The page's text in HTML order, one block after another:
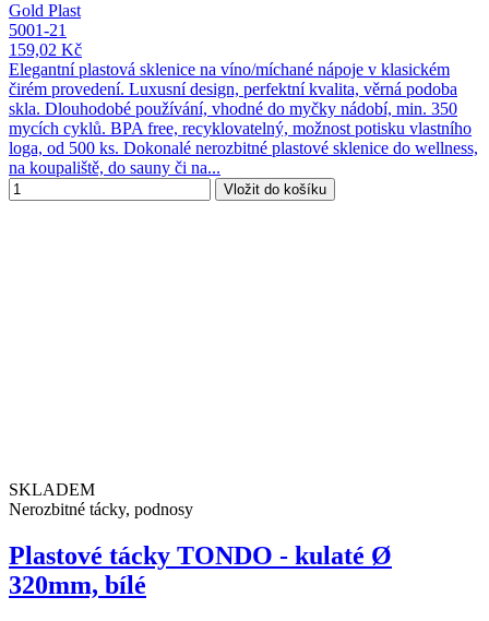
Gold Plast
5001-21
159,02 Kč
Elegantní plastová sklenice na víno/míchané nápoje v klasickém
čirém provedení. Luxusní design, perfektní kvalita, věrná podoba
skla. Dlouhodobé používání, vhodné do myčky nádobí, min. 350
mycích cyklů. BPA free, recyklovatelný, možnost potisku vlastního
loga, od 500 ks. Dokonalé nerozbitné plastové sklenice do wellness,
na koupaliště, do sauny či na...
Vložit do košíku
SKLADEM
Nerozbitné tácky, podnosy
Plastové tácky TONDO - kulaté Ø
320mm, bílé